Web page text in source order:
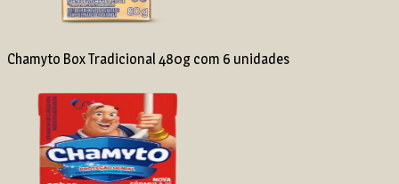
Chamyto Box Tradicional 480g com 6 unidades